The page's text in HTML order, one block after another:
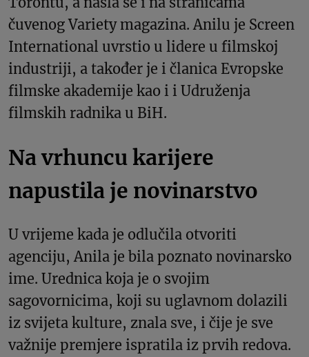
čuvenog Variety magazina. Anilu je Screen
International uvrstio u lidere u filmskoj
industriji, a također je i članica Evropske
filmske akademije kao i i Udruženja
filmskih radnika u BiH.
Na vrhuncu karijere
napustila je novinarstvo
U vrijeme kada je odlučila otvoriti
agenciju, Anila je bila poznato novinarsko
ime. Urednica koja je o svojim
sagovornicima, koji su uglavnom dolazili
iz svijeta kulture, znala sve, i čije je sve
važnije premjere ispratila iz prvih redova.